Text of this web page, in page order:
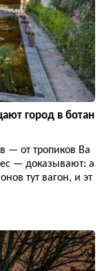
город в ботан
— от тропиков Ва
— доказывают: а
тут вагон, и эт